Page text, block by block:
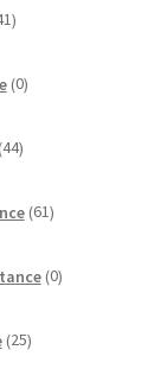
izdelkov
0izdelkov
44izdelkov
61izdelkov
0izdelkov
25izdelkov